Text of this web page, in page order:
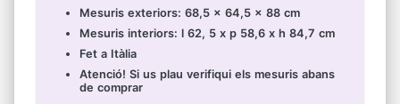
Mesuris exteriors: 68,5 x 64,5 x 88 cm
Mesuris interiors: l 62, 5 x p 58,6 x h 84,7 cm
Fet a Itàlia
Atenció! Si us plau verifiqui els mesuris abans
de comprar